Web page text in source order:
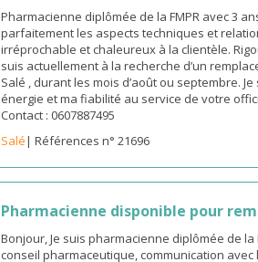
Pharmacienne diplômée de la FMPR avec 3
parfaitement les aspects techniques et
irréprochable et chaleureux à la clientèle.
suis actuellement à la recherche d’un
Salé , durant les mois d’août ou septembre.
énergie et ma fiabilité au service de votre
Contact : 0607887495
Salé| Références n° 21696
Pharmacienne disponible pour
Bonjour, Je suis pharmacienne diplômée de
conseil pharmaceutique, communication